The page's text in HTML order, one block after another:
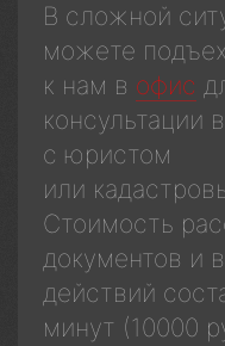
В сложной
можете
к нам в офис
консультации
с юристом
или
Стоимость
документов и
действий
минут (10000